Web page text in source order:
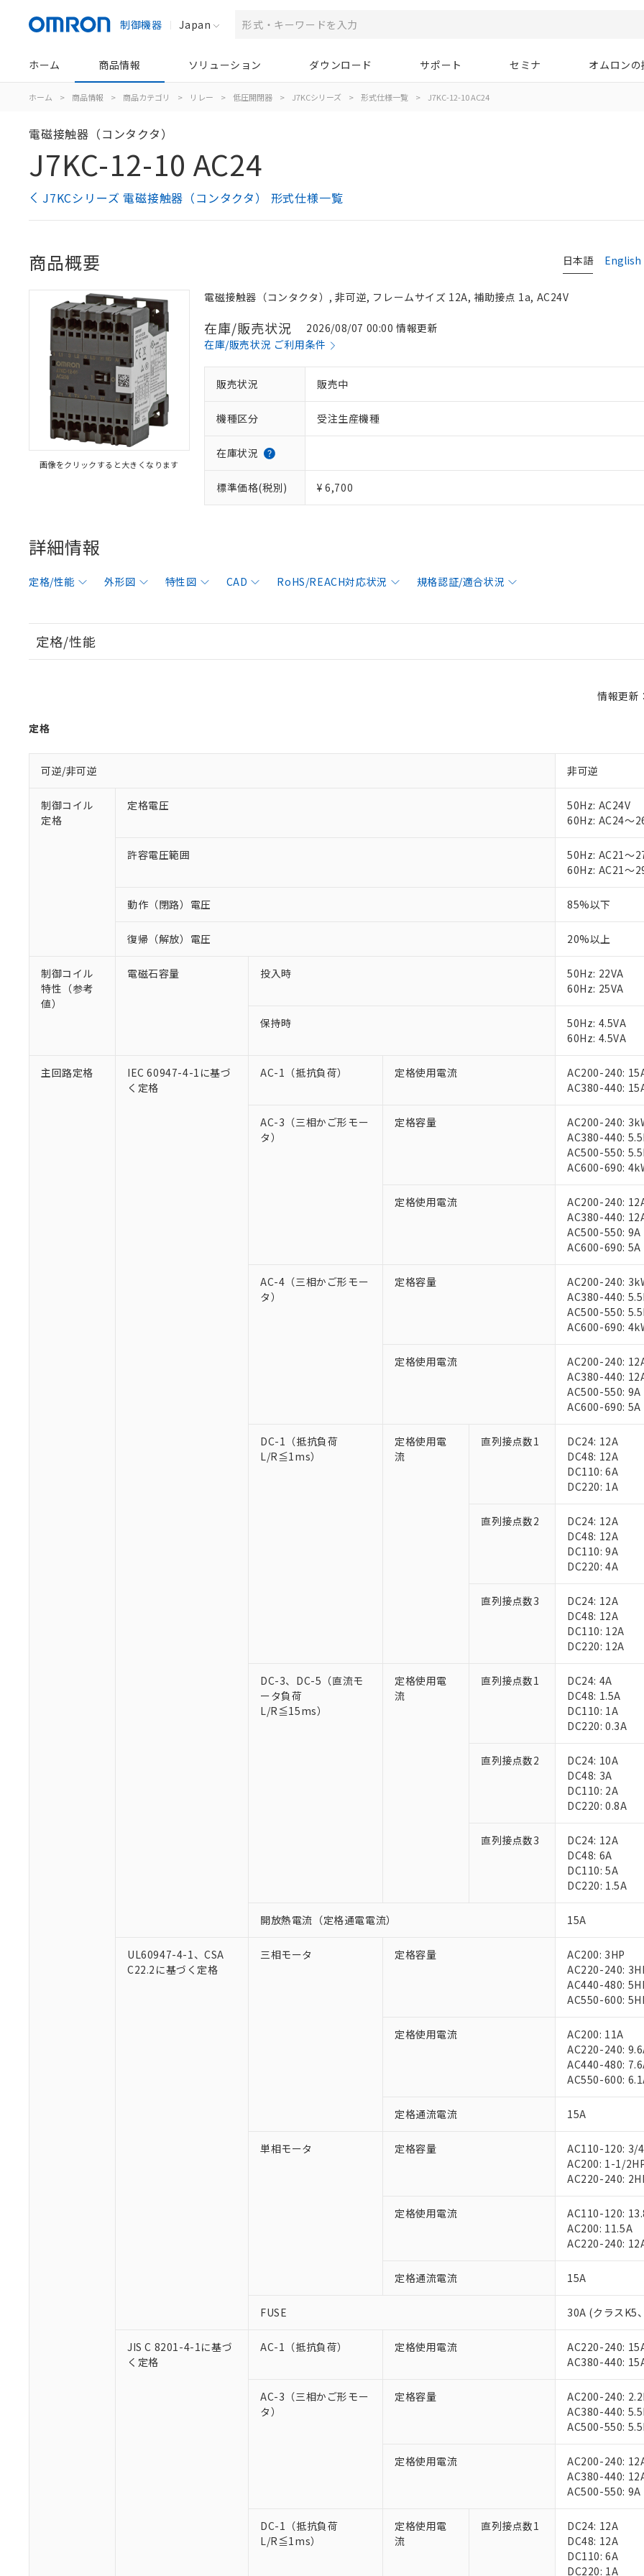
制御機器 Japan
ホーム 商品情報 ソリューション ダウンロード サポート セミナ オムロン
ホーム > 商品情報 > 商品カテゴリ > リレー > 低圧開閉器 > J7KCシリーズ > 形式仕様一覧 > J7KC-12-10 AC24
電磁接触器（コンタクタ）
J7KC-12-10 AC24
J7KCシリーズ 電磁接触器（コンタクタ） 形式仕様一覧
日本語 English
商品概要
画像をクリックすると大きくなります
電磁接触器（コンタクタ）, 非可逆, フレームサイズ 12A, 補助接点 1a, AC24V
在庫/販売状況
2026/08/07 00:00 情報更新
在庫/販売状況 ご利用条件
販売状況 販売中
機種区分 受注生産機種
在庫状況
標準価格(税別) ¥ 6,700
詳細情報
定格/性能 外形図 特性図 CAD RoHS/REACH対応状況 規格認証/適合状況
定格/性能
情報更新
定格
可逆/非可逆 非可逆
制御コイル
定格
定格電圧
50Hz: AC24V
60Hz: AC24～
許容電圧範囲
50Hz: AC21～
60Hz: AC21～
動作（閉路）電圧 85%以下
復帰（解放）電圧 20%以上
制御コイル
特性（参考
値）
電磁石容量 投入時
50Hz: 22VA
60Hz: 25VA
保持時
50Hz: 4.5VA
60Hz: 4.5VA
主回路定格
IEC 60947-4-1に基づ
く定格
AC-1（抵抗負荷） 定格使用電流
AC200-240:
AC380-440:
AC-3（三相かご形モー
タ）
定格容量
AC200-240:
AC380-440:
AC500-550:
AC600-690:
定格使用電流
AC200-240:
AC380-440:
AC500-550: 9A
AC600-690: 5A
AC-4（三相かご形モー
タ）
定格容量
AC200-240:
AC380-440:
AC500-550:
AC600-690:
定格使用電流
AC200-240:
AC380-440:
AC500-550: 9A
AC600-690: 5A
DC-1（抵抗負荷
L/R≦1ms）
定格使用電
流
直列接点数1
DC24: 12A
DC48: 12A
DC110: 6A
DC220: 1A
直列接点数2
DC24: 12A
DC48: 12A
DC110: 9A
DC220: 4A
直列接点数3
DC24: 12A
DC48: 12A
DC110: 12A
DC220: 12A
DC-3、DC-5（直流モ
ータ負荷
L/R≦15ms）
定格使用電
流
直列接点数1
DC24: 4A
DC48: 1.5A
DC110: 1A
DC220: 0.3A
直列接点数2
DC24: 10A
DC48: 3A
DC110: 2A
DC220: 0.8A
直列接点数3
DC24: 12A
DC48: 6A
DC110: 5A
DC220: 1.5A
開放熱電流（定格通電電流） 15A
UL60947-4-1、CSA
C22.2に基づく定格
三相モータ 定格容量
AC200: 3HP
AC220-240:
AC440-480:
AC550-600:
定格使用電流
AC200: 11A
AC220-240:
AC440-480:
AC550-600:
定格通流電流 15A
単相モータ 定格容量
AC110-120: 3/
AC200: 1-1/
AC220-240:
定格使用電流
AC110-120:
AC200: 11.5A
AC220-240:
定格通流電流 15A
FUSE 30A (クラスK5
JIS C 8201-4-1に基づ
く定格
AC-1（抵抗負荷） 定格使用電流
AC220-240:
AC380-440:
AC-3（三相かご形モー
タ）
定格容量
AC200-240:
AC380-440:
AC500-550:
定格使用電流
AC200-240:
AC380-440:
AC500-550: 9A
DC-1（抵抗負荷
L/R≦1ms）
定格使用電
流
直列接点数1
DC24: 12A
DC48: 12A
DC110: 6A
DC220: 1A
以下の条件をお読みいただき、同意のうえご利用ください。
本サービスは、当社制御機器事業取扱商品の当社在庫状況および標準価格(税抜)を
当社制御機器事業取扱商品の中には、本サービスの対象外となる商品もあること
のであり、閲覧された時点での実際の在庫および標準価格とは異なる場合がある
正式な納期状況および標準価格はお客様のお取引先、またはお客様担当のオムロ
」をご確認くだ
在庫状況および標準価格結果を当社の事前の承諾なく第三者に漏洩または開示し
す。
マイパーツ機能（部品リスト作成サービス）をご利用いただくには、I-Webメンバ
お客様が当ウェブサイト上で当社にご登録された部品リストについて、当社およ
が、当社の製品・サービスに関するお客様との取引・商談に必要な範囲で利用す
の「1.共同利用者の
対応済み：EU RoHS指令（10物質）の非含有に対応した製品が提供可能な商品です
対応予定：EU RoHS指令（10物質）の非含有に対応した製品に切り替える予定のある商
対応予定なし：EU RoHS指令（10物質）の非含有に非対応の商品で、対応品を出す予
調査・確認中：EU RoHS指令（10物質）の非含有の対応状況を調査中または確認中の商
非該当品：ライセンス料など無形物で、有害物質有無と関係のない商品です。
六価クロム(Cr(Ⅵ)) 1000ppm以下、ポリ臭化ビフェニル類(PBB) 1000ppm以下、ポリ臭化ジフェニルエーテル類
但し、RoHS指令で産業用監視および制御機器に対する適用除外項目は除く。
フタル酸エステル類の４物質については閾値を超える意図的な使用がないことを確認しています。
部品在庫の切り替え状況などにより、予定月が前後することがあります。
※本証明書は発行日時点で非含有を証明するもので、過去に遡って非含有を証明するも
また、RoHS指令のフタル酸エステル類４物質の対応では、対応完了までの期間は出
既に当社にて対応品への在庫切替を完了していることから、特段のことがない限り、
「○」：最大均質材料含有率が中国RoHSの基準値以下であることを示します。
「×」：最大均質材料含有率が中国RoHSの基準値を超えていることを示します。
Pb(鉛) :1000ppm、 Hg(水銀) : 1000ppm、 Cd(カドミウム) : 100ppm、
Cr(Ⅵ)(六価クロム) : 1000ppm、 PBBs(ポリ臭化ビフェニル類) : 1000ppm、 PBDEs(ポリ臭化ジフェニルエーテ
DBP(フタル酸ジブチル) : 1000ppm、 DIBP(フタル酸ジイソブチル) : 1000ppm、 BBP(フタル酸ブチルベンジル)
「ｅ」：有害物質（10物質）のすべてが基準値以下であることを示します。
「10」：通常の使用状況下において有害物質が外部に漏えいし、環境に深刻な影響を及
当社は、これら貴社製品のうち、外国為替および外国貿易法に定める商品（以下｢
う）を輸出または国外への提供する場合は、日本国政府の輸出許可(または役務取
当社は貴社製品を、核兵器、ミサイル、化学兵器、生物兵器またはその他武器並
当社は、貴社製品を第三者に販売する場合は、上記1、2および3の内容を当該第三
また当社は、販売先および販売に係わる関係者が違法に輸出するおそれがある場
たしません。
キャンセル
在庫なし(最新の在庫状況については、お客様のお取引先、またはお客様担当
機器販売店・当社販売員にご確認ください)